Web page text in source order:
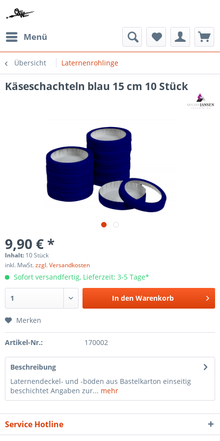
Menü
Übersicht Laternenrohlinge
Käseschachteln blau 15 cm 10 Stück
9,90 € *
Inhalt: 10 Stück
inkl. MwSt.zzgl. Versandkosten
Sofort versandfertig, Lieferzeit: 3-5 Tage*
In den Warenkorb
Merken
Artikel-Nr.: 170002
Beschreibung
Laternendeckel- und -böden aus Bastelkarton einseitig
beschichtet Angaben zur... mehr
Service Hotline